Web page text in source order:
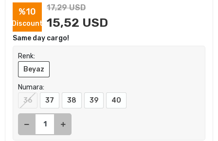
%10
Discount
17,29 USD
15,52 USD
Same day cargo!
Renk:
Beyaz
Numara:
36
37 38 39 40